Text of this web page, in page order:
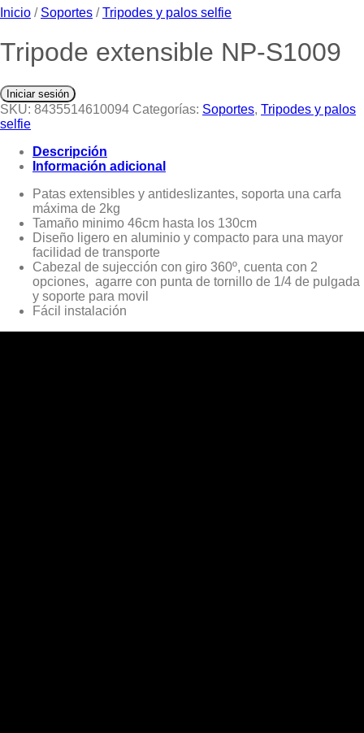
Inicio / Soportes / Tripodes y palos selfie
Tripode extensible NP-S1009
Iniciar sesión
SKU: 8435514610094 Categorías: Soportes, Tripodes y palos
selfie
Descripción
Información adicional
Patas extensibles y antideslizantes, soporta una carfa
máxima de 2kg
Tamaño minimo 46cm hasta los 130cm
Diseño ligero en aluminio y compacto para una mayor
facilidad de transporte
Cabezal de sujección con giro 360º, cuenta con 2
opciones, agarre con punta de tornillo de 1/4 de pulgada
y soporte para movil
Fácil instalación